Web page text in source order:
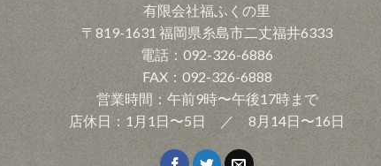
有限会社福ふくの里
〒819-1631 福岡県糸島市二丈福井6333
電話：092-326-6886
FAX：092-326-6888
営業時間：午前9時〜午後17時まで
店休日：1月1日〜5日 ／ 8月14日〜16日